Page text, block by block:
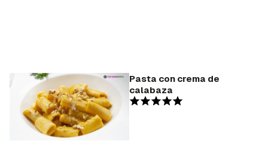
Pasta con crema de
calabaza